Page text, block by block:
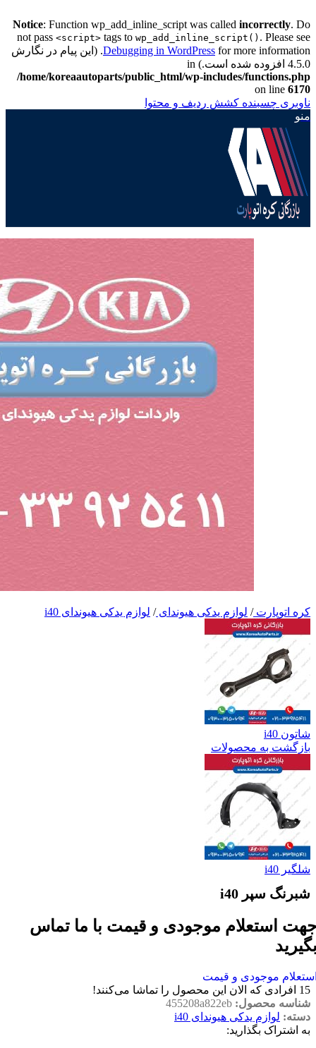
Notice: Function wp_add_inline_script was called incorrectly. Do
not pass <script> tags to wp_add_inline_script() . Please see
Debugging in WordPressfor more information. (این پیام در نگارش
4.5.0 افزوده شده است.) in
/home/koreaautoparts/public_html/wp-includes/functions.php
on line 6170
ناوبری چسبنده کشش ردیف و محتوا
منو
کره اتوپارت/ لوازم یدکی هیوندای/ لوازم یدکی هیوندای i40
شاتون i40
بازگشت به محصولات
شلگیر i40
شبرنگ سپر i40
استعلام موجودی و قیمت با ما تماس
موجودی و قیمت
15 افرادی که الان این محصول را تماشا می‌کنند!
شناسه محصول: 455208a822eb
دسته: لوازم یدکی هیوندای i40
به اشتراک بگذارید: